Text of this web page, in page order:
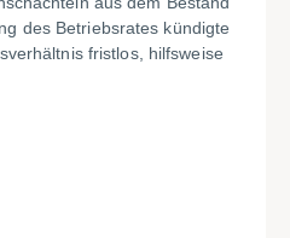
des Betriebsrates kündigte
fristlos, hilfsweise